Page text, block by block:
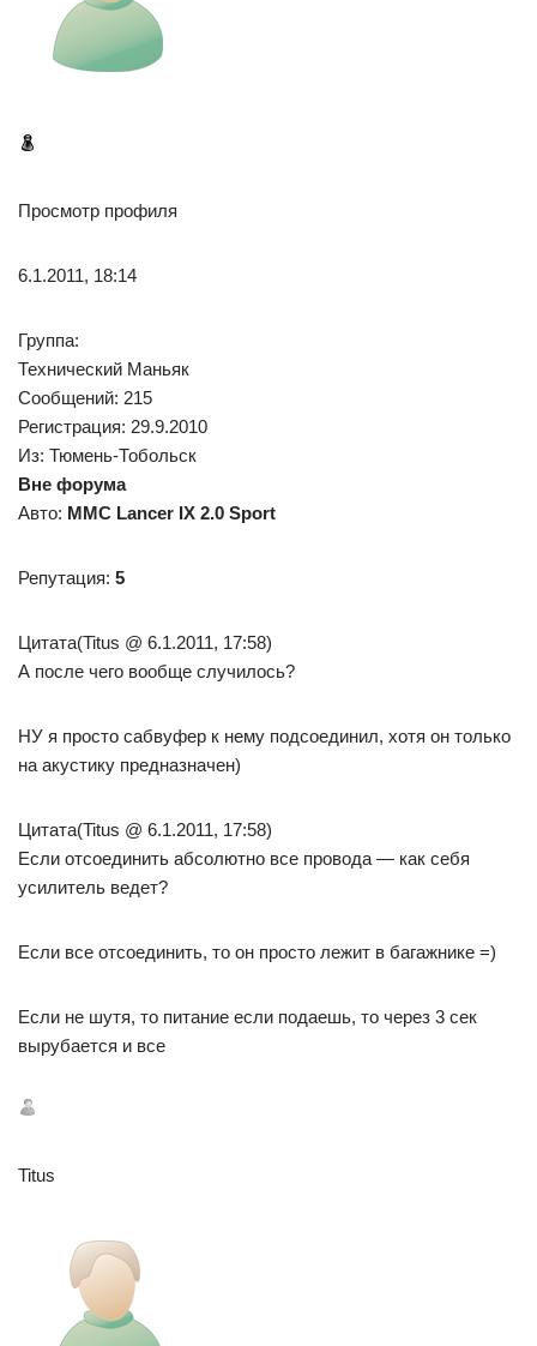
Просмотр профиля
6.1.2011, 18:14
Группа:
Технический Маньяк
Сообщений: 215
Регистрация: 29.9.2010
Из: Тюмень-Тобольск
Вне форума
Авто: MMC Lancer IX 2.0 Sport
Репутация: 5
Цитата(Titus @ 6.1.2011, 17:58)
А после чего вообще случилось?
НУ я просто сабвуфер к нему подсоединил, хотя он только
на акустику предназначен)
Цитата(Titus @ 6.1.2011, 17:58)
Если отсоединить абсолютно все провода — как себя
усилитель ведет?
Если все отсоединить, то он просто лежит в багажнике =)
Если не шутя, то питание если подаешь, то через 3 сек
вырубается и все
Titus